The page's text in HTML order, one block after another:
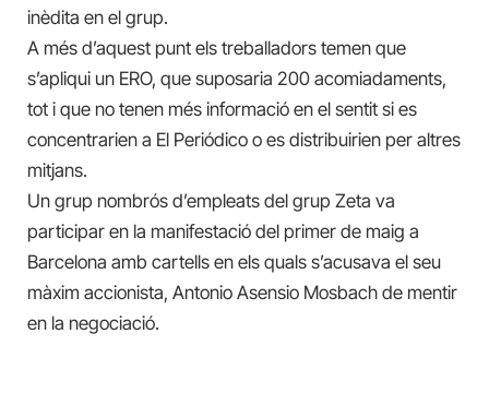
inèdita en el grup.
A més d’aquest punt els treballadors temen que
s’apliqui un ERO, que suposaria 200 acomiadaments,
tot i que no tenen més informació en el sentit si es
concentrarien a El Periódico o es distribuirien per altres
mitjans.
Un grup nombrós d’empleats del grup Zeta va
participar en la manifestació del primer de maig a
Barcelona amb cartells en els quals s’acusava el seu
màxim accionista, Antonio Asensio Mosbach de mentir
en la negociació.